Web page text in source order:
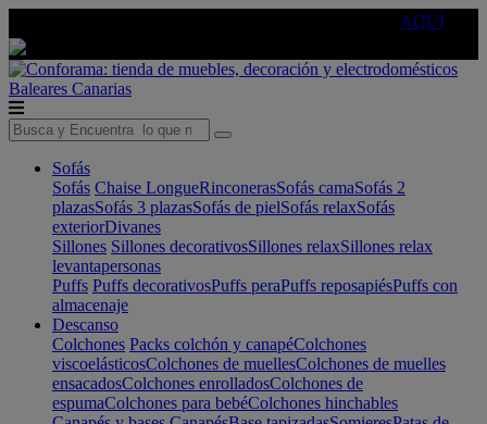
AQUÍ
Baleares Canarias
Sofás
Sofás Chaise LongueRinconerasSofás camaSofás 2
plazasSofás 3 plazasSofás de pielSofás relaxSofás
exteriorDivanes
Sillones Sillones decorativosSillones relaxSillones relax
levantapersonas
Puffs Puffs decorativosPuffs peraPuffs reposapiésPuffs con
almacenaje
Descanso
Colchones Packs colchón y canapéColchones
viscoelásticosColchones de muellesColchones de muelles
ensacadosColchones enrolladosColchones de
espumaColchones para bebéColchones hinchables